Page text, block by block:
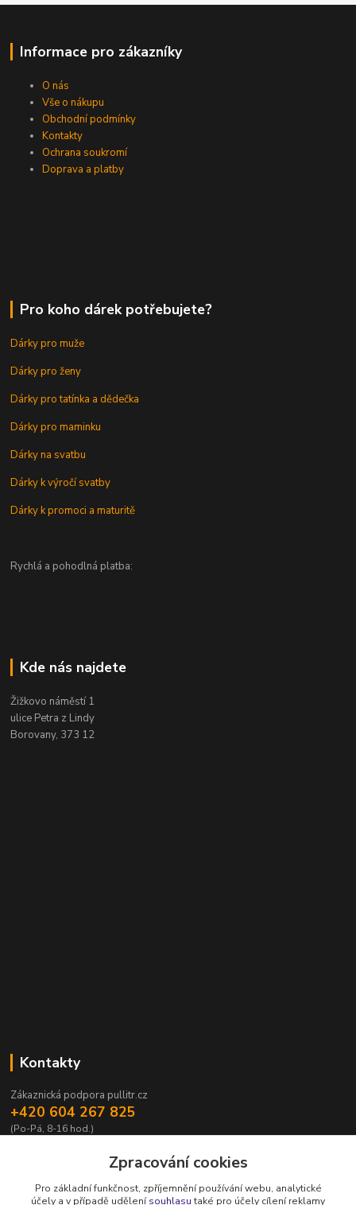
Informace pro zákazníky
O nás
Vše o nákupu
Obchodní podmínky
Kontakty
Ochrana soukromí
Doprava a platby
Pro koho dárek potřebujete?
Dárky pro muže
Dárky pro ženy
Dárky pro tatínka a dědečka
Dárky pro maminku
Dárky na svatbu
Dárky k výročí svatby
Dárky k promoci a maturitě
Rychlá a pohodlná platba:
Kde nás najdete
Žižkovo náměstí 1
ulice Petra z Lindy
Borovany, 373 12
Kontakty
Zákaznická podpora pullitr.cz
+420 604 267 825
(Po-Pá, 8-16 hod.)
Zpracování cookies
Pro základní funkčnost, zpříjemnění používání webu, analytické
účely a v případě udělenísouhlasutaké pro účely cílení reklamy